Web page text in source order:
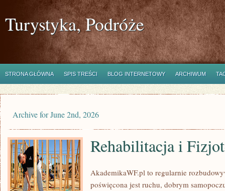
Turystyka, Podróże
STRONA GŁÓWNA SPIS TREŚCI BLOG INTERNETOWY ARCHIWUM
Archive for June 2nd, 2026
Rehabilitacja i
AkademikaWF.pl to regularnie
poświęcona jest ruchu, dobrym